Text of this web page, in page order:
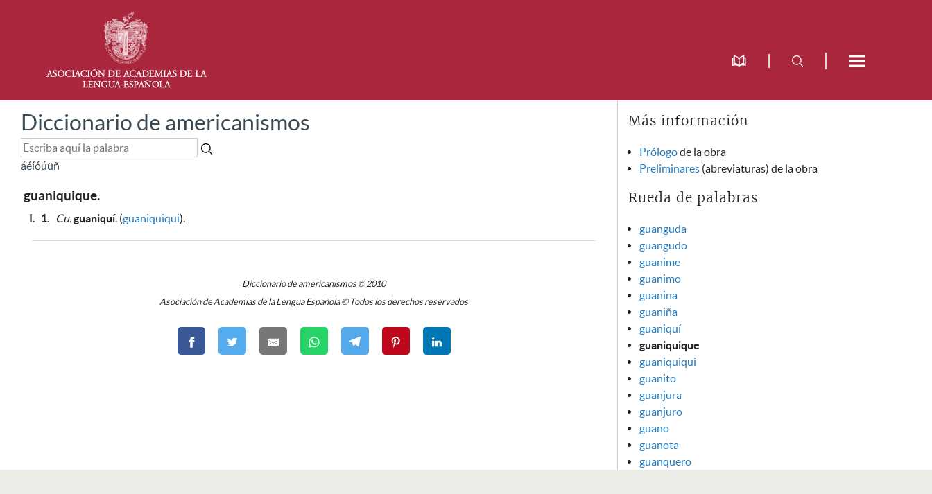
Diccionario de americanismos
áéíóúüñ
guaniquique.
I. 1. Cu.guaniquí. (guaniquiqui).
Diccionario de americanismos © 2010
Asociación de Academias de la Lengua Española © Todos los derechos reservados
Más información
Prólogode la obra
Preliminares (abreviaturas) de la obra
Rueda de palabras
guanguda
guangudo
guanime
guanimo
guanina
guaniña
guaniquí
guaniquique
guaniquiqui
guanito
guanjura
guanjuro
guano
guanota
guanquero